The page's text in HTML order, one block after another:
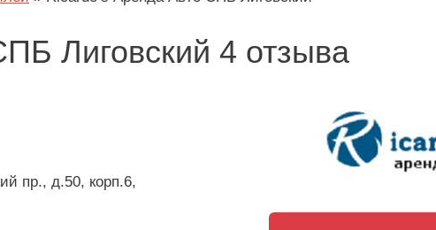
Лиговский 4 отзыва
пр., д.50, корп.6,